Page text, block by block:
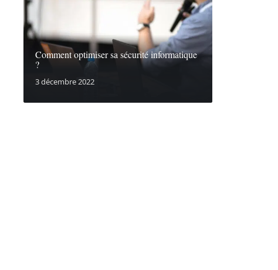
Comment optimiser sa sécurité informatique
?
3 décembre 2022